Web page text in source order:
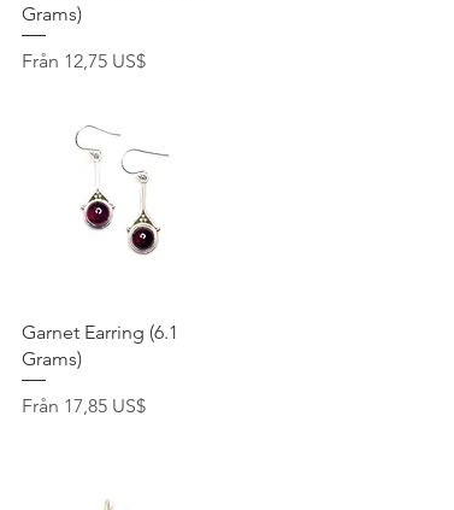
Grams)
Från 12,75 US$
Reapris
Snabbvisning
Garnet Earring (6.1
Grams)
Från 17,85 US$
Reapris